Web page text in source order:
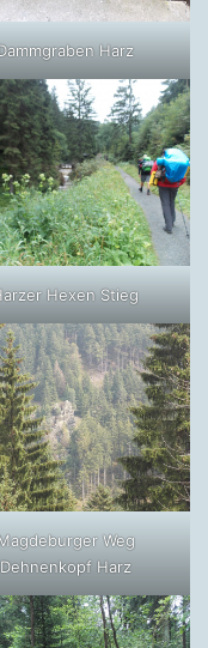
Harz
Hexen Stieg
Weg
Dehnenkopf Harz